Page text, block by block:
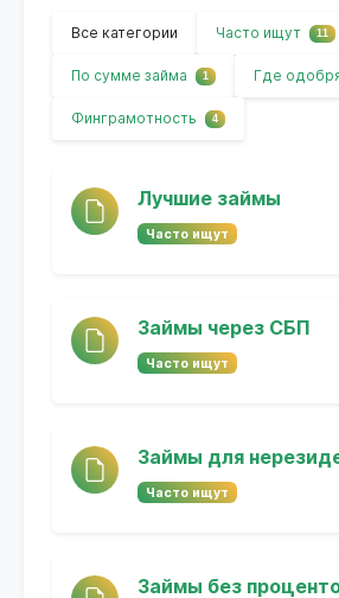
Все категории Часто ищут 11
По сумме займа 1 Где
Финграмотность 4
Лучшие займы
Часто ищут
Займы через СБП
Часто ищут
Займы для
Часто ищут
Займы без